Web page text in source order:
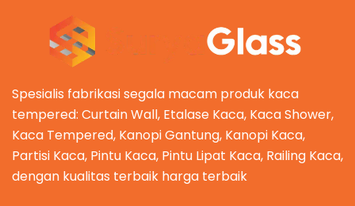
Spesialis fabrikasi segala macam produk kaca
tempered: Curtain Wall, Etalase Kaca, Kaca Shower,
Kaca Tempered, Kanopi Gantung, Kanopi Kaca,
Partisi Kaca, Pintu Kaca, Pintu Lipat Kaca, Railing Kaca,
dengan kualitas terbaik harga terbaik